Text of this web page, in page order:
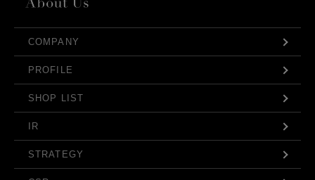
COMPANY
PROFILE
SHOP LIST
IR
STRATEGY